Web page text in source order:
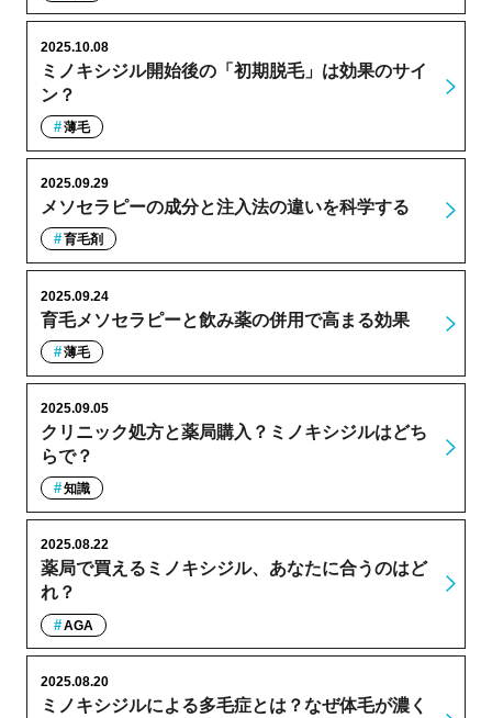
ミノキシジル開始後の「初期脱毛」は効果のサイ
ン？
2025.10.08
薄毛
メソセラピーの成分と注入法の違いを科学する
2025.09.29
育毛剤
育毛メソセラピーと飲み薬の併用で高まる効果
2025.09.24
薄毛
クリニック処方と薬局購入？ミノキシジルはどち
らで？
2025.09.05
知識
薬局で買えるミノキシジル、あなたに合うのはど
れ？
2025.08.22
AGA
ミノキシジルによる多毛症とは？なぜ体毛が濃く
2025.08.20